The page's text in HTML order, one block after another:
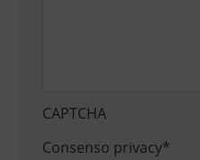
CAPTCHA
Consenso privacy*